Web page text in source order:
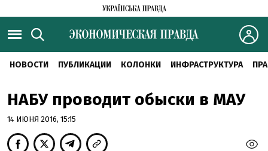
НОВОСТИ ПУБЛИКАЦИИ КОЛОНКИ ИНФРАСТРУКТУРА
НАБУ проводит обыски в МАУ
14 ИЮНЯ 2016, 15:15